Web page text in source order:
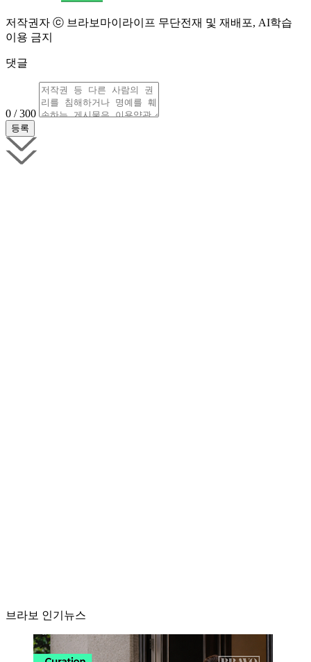
저작권자 ⓒ 브라보마이라이프 무단전재 및 재배포, AI학습
이용 금지
댓글
0 / 300
브라보 인기뉴스